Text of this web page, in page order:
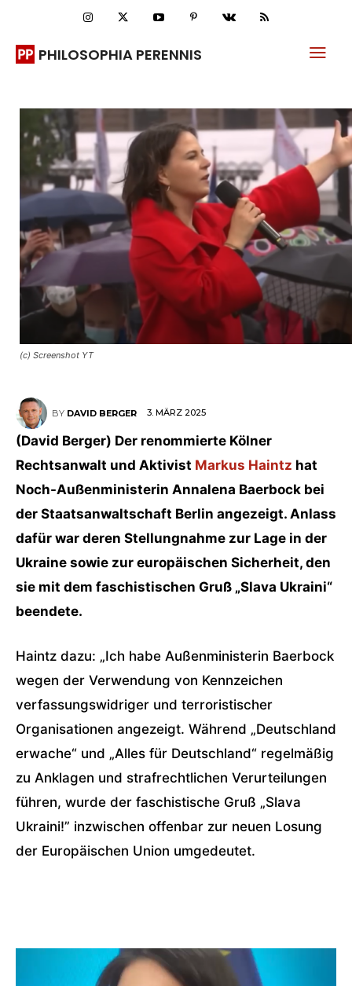
PHILOSOPHIA PERENNIS
(c) Screenshot YT
BY DAVID BERGER 3. MÄRZ 2025
(David Berger) Der renommierte Kölner
Rechtsanwalt und Aktivist Markus Haintz hat
Noch-Außenministerin Annalena Baerbock bei
der Staatsanwaltschaft Berlin angezeigt. Anlass
dafür war deren Stellungnahme zur Lage in der
Ukraine sowie zur europäischen Sicherheit, den
sie mit dem faschistischen Gruß „Slava Ukraini“
beendete.
Haintz dazu: „Ich habe Außenministerin Baerbock
wegen der Verwendung von Kennzeichen
verfassungswidriger und terroristischer
Organisationen angezeigt. Während „Deutschland
erwache“ und „Alles für Deutschland“ regelmäßig
zu Anklagen und strafrechtlichen Verurteilungen
führen, wurde der faschistische Gruß „Slava
Ukraini!” inzwischen offenbar zur neuen Losung
der Europäischen Union umgedeutet.